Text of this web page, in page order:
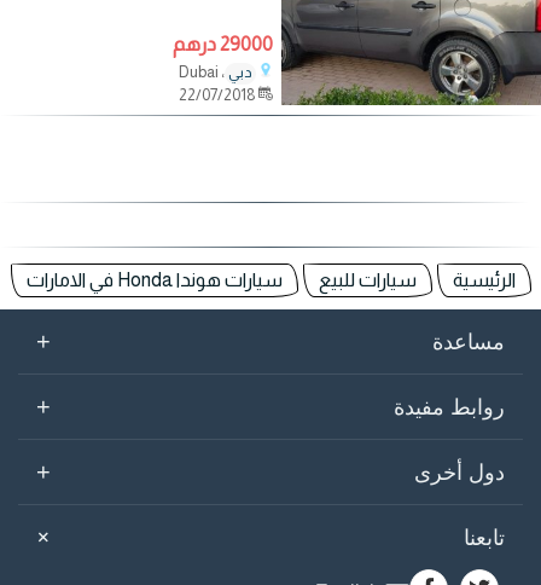
29000 درهم
دبي ، Dubai
الرئيسية سيارات للبيع سيارات هوندا Honda في الامارات
مساعدة +
روابط مفيدة +
دول أخرى +
تابعنا +